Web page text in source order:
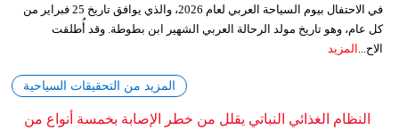
في الاحتفال بيوم السياحة العربي لعام 2026، والذي يوافق تاريخ 25 فبراير من
كل عام، وهو تاريخ مولد الرحالة العربي الشهير ابن بطوطة. وقد أُطلقت
الاح... المزيد
المزيد من التحقيقات السياحية
النظام الغذائي النباتي يقلل من خطر الإصابة بخمسة أنواع من